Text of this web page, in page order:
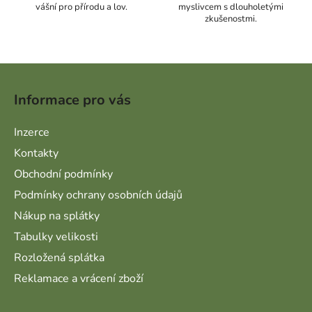
vášní pro přírodu a lov.
myslivcem s dlouholetými
zkušenostmi.
Informace pro vás
Inzerce
Kontakty
Obchodní podmínky
Podmínky ochrany osobních údajů
Nákup na splátky
Tabulky velikosti
Rozložená splátka
Reklamace a vrácení zboží